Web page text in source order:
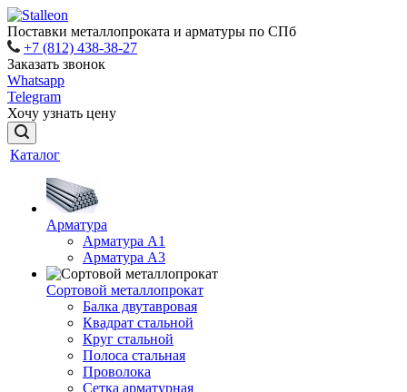
Поставки металлопроката и арматуры по СПб
+7 (812) 438-38-27
Заказать звонок
Whatsapp
Telegram
Хочу узнать цену
Каталог
Арматура
Арматура A1
Арматура А3
Сортовой металлопрокат
Балка двутавровая
Квадрат стальной
Круг стальной
Полоса стальная
Проволока
Сетка арматурная